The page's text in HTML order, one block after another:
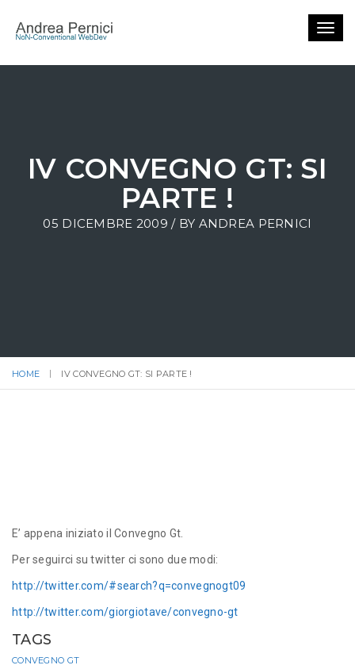
IV CONVEGNO GT: SI
PARTE !
05 DICEMBRE 2009 / BY ANDREA PERNICI
HOME IV CONVEGNO GT: SI PARTE !
E’ appena iniziato il Convegno Gt.
Per seguirci su twitter ci sono due modi:
http://twitter.com/#search?q=convegnogt09
http://twitter.com/giorgiotave/convegno-gt
TAGS
CONVEGNO GT